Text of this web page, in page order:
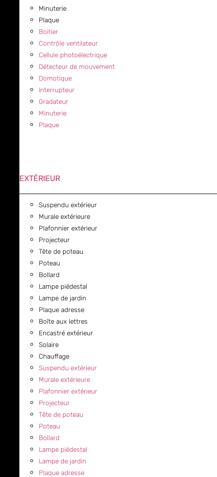
Minuterie
Plaque
Boitier
Contrôle ventilateur
Cellule photoélectrique
Détecteur de mouvement
Domotique
Interrupteur
Gradateur
Minuterie
Plaque
EXTÉRIEUR
Suspendu extérieur
Murale extérieure
Plafonnier extérieur
Projecteur
Tête de poteau
Poteau
Bollard
Lampe piédestal
Lampe de jardin
Plaque adresse
Boîte aux lettres
Encastré extérieur
Solaire
Chauffage
Suspendu extérieur
Murale extérieure
Plafonnier extérieur
Projecteur
Tête de poteau
Poteau
Bollard
Lampe piédestal
Lampe de jardin
Plaque adresse